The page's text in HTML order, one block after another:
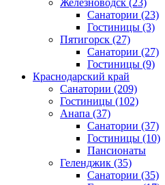
Железноводск (23)
Санатории (23)
Гостиницы (3)
Пятигорск (27)
Санатории (27)
Гостиницы (9)
Краснодарский край
Санатории (209)
Гостиницы (102)
Анапа (37)
Санатории (37)
Гостиницы (10)
Пансионаты
Геленджик (35)
Санатории (35)